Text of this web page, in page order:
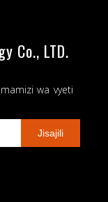
Co., LTD.
wa vyeti
Jisajili